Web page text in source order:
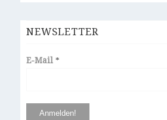
NEWSLETTER
E-Mail *